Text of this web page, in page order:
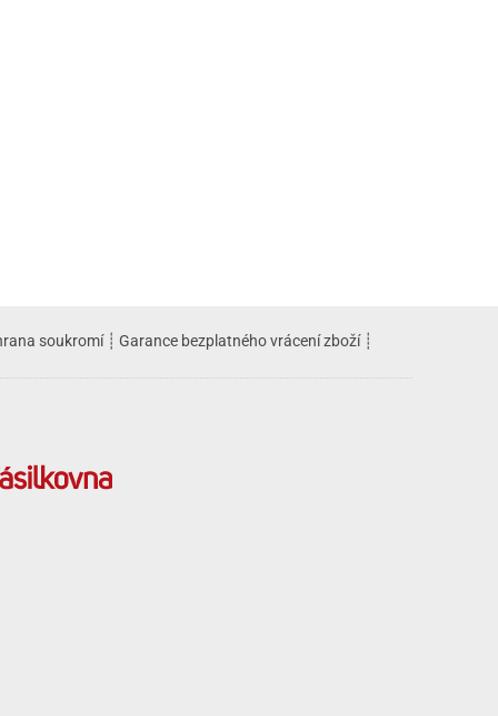
soukromí┊ Garance bezplatného vrácení zboží┊